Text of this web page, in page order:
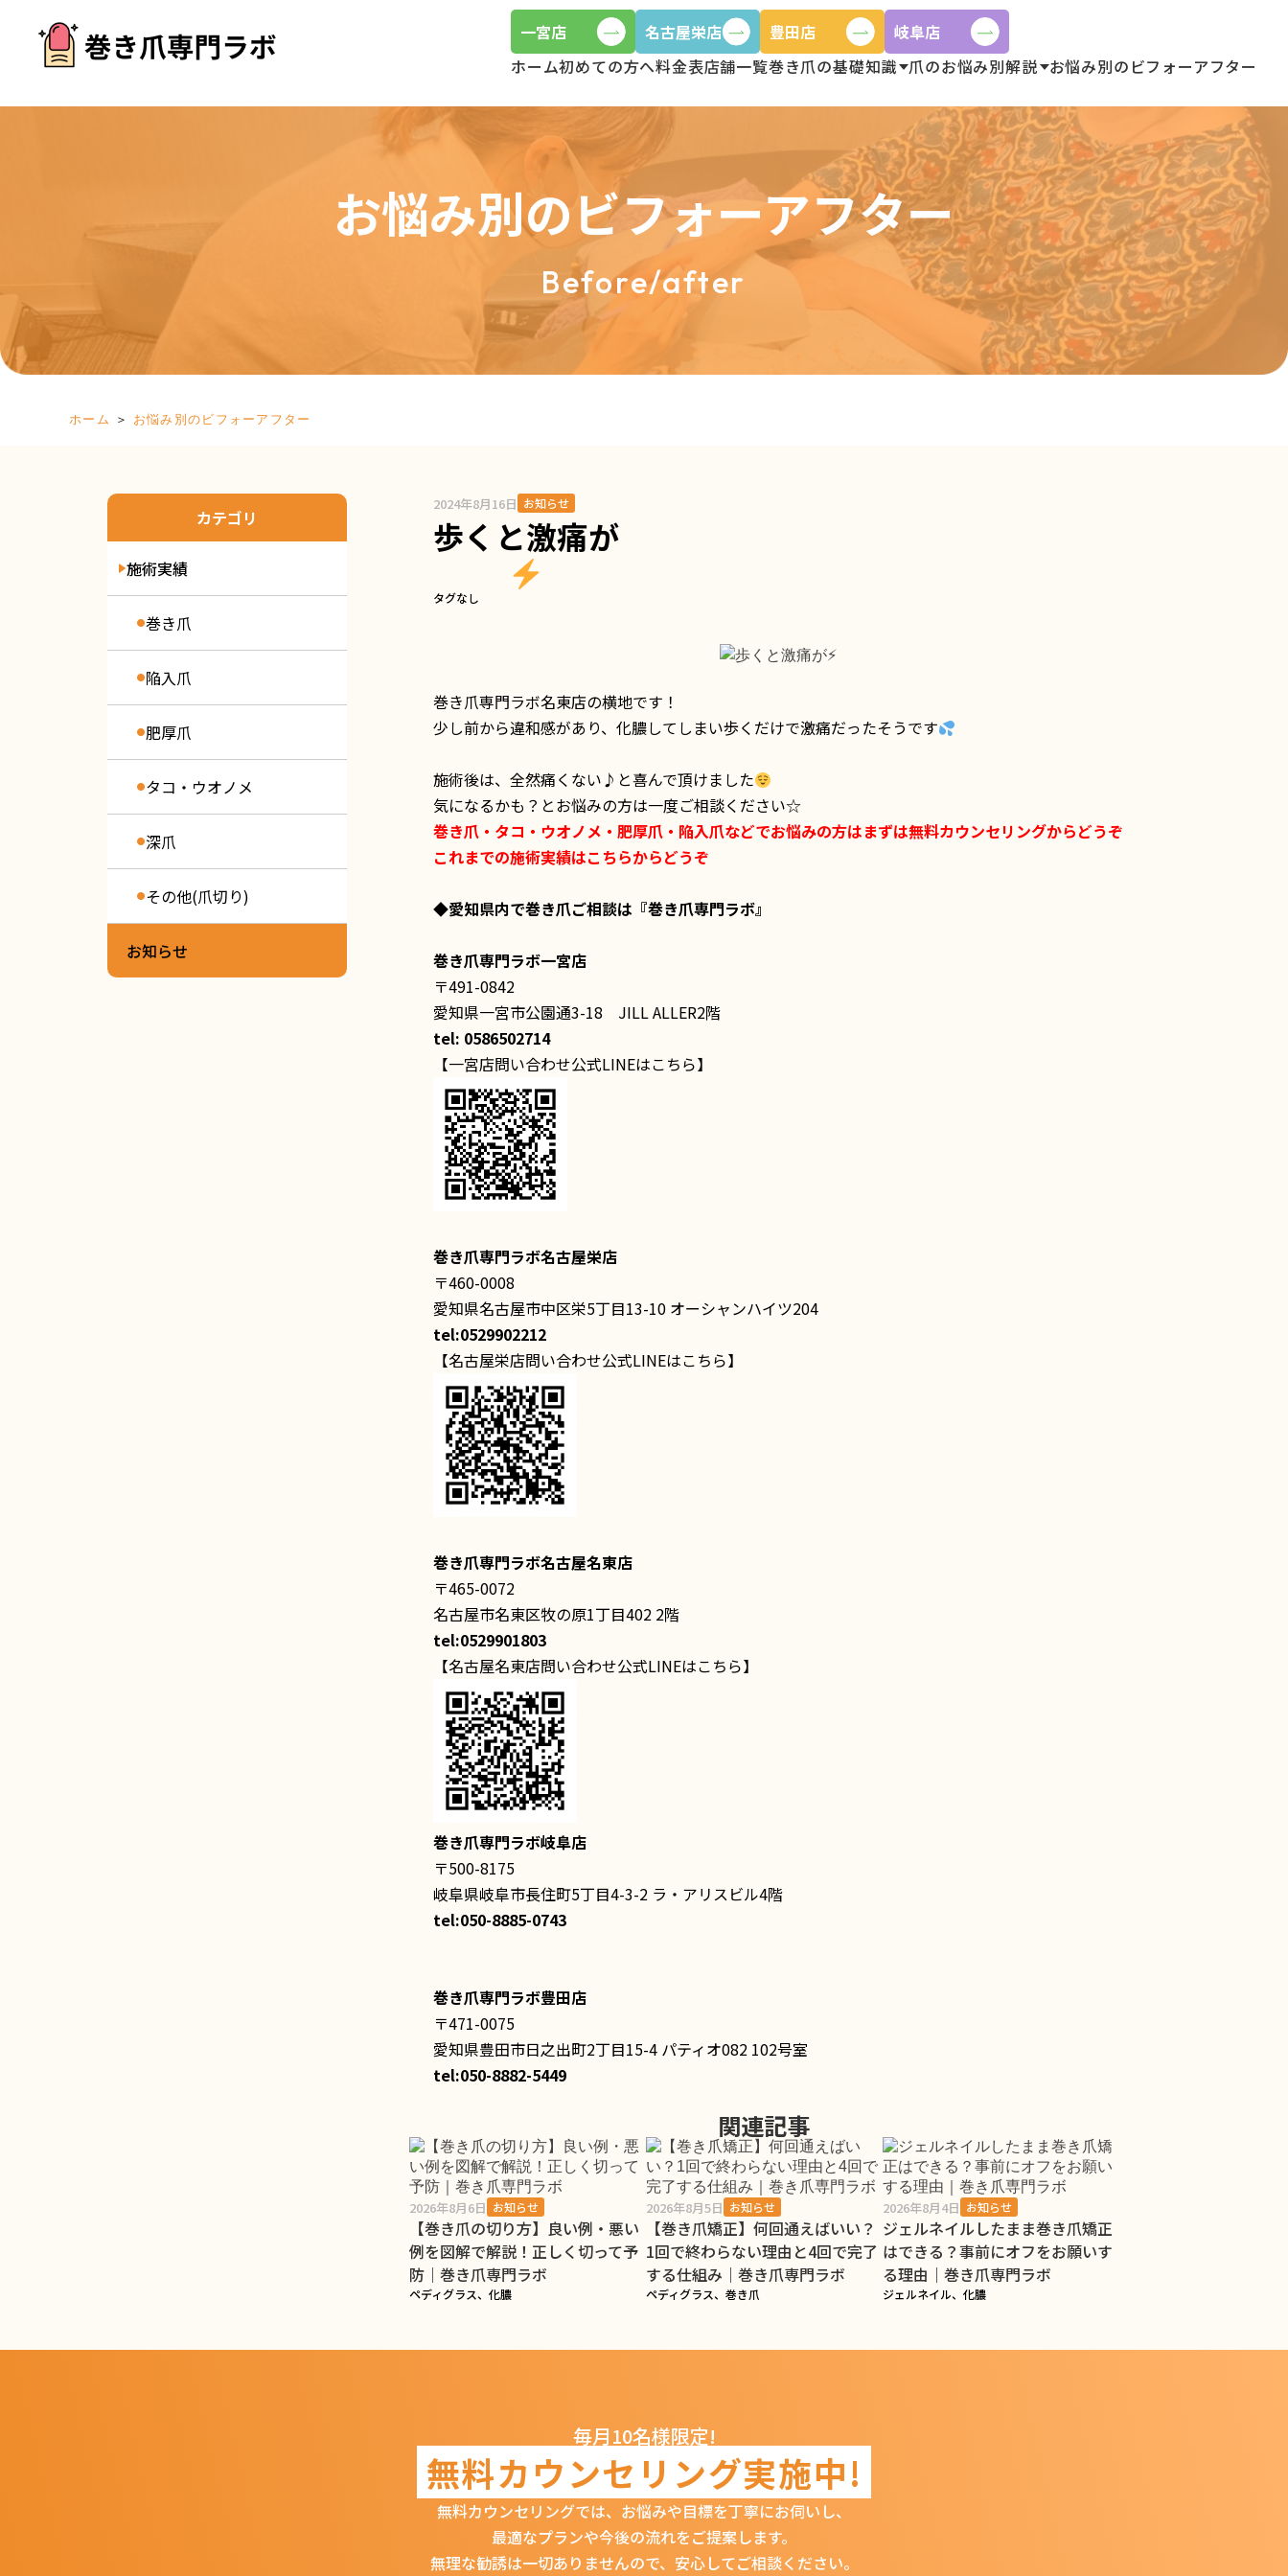
一宮店 名古屋栄店 豊田店
岐阜店
ホーム初めての方へ料金表店舗一覧巻き爪の基礎知識 爪のお悩み別解説 お悩み別のビフォーアフター
お悩み別のビフォーアフター
Before/after
ホーム ＞ お悩み別のビフォーアフター
カテゴリ
施術実績
巻き爪
陥入爪
肥厚爪
タコ・ウオノメ
深爪
その他(爪切り)
お知らせ
2024年8月16日 お知らせ
歩くと激痛が
タグなし
巻き爪専門ラボ名東店の横地です！
少し前から違和感があり、化膿してしまい歩くだけで激痛だったそうです
施術後は、全然痛くない♪と喜んで頂けました
気になるかも？とお悩みの方は一度ご相談ください☆
巻き爪・タコ・ウオノメ・肥厚爪・陥入爪などでお悩みの方はまずは無料カウンセリングからどうぞ
これまでの施術実績はこちらからどうぞ
◆愛知県内で巻き爪ご相談は 『巻き爪専門ラボ』
巻き爪専門ラボ一宮店
〒491-0842
愛知県一宮市公園通3-18 JILL ALLER2階
tel: 0586502714
【一宮店問い合わせ公式LINEはこちら】
巻き爪専門ラボ名古屋栄店
〒460-0008
愛知県名古屋市中区栄5丁目13-10 オーシャンハイツ204
tel:0529902212
【名古屋栄店問い合わせ公式LINEはこちら】
巻き爪専門ラボ名古屋名東店
〒465-0072
名古屋市名東区牧の原1丁目402 2階
tel:0529901803
【名古屋名東店問い合わせ公式LINEはこちら】
巻き爪専門ラボ岐阜店
〒500-8175
岐阜県岐阜市長住町5丁目4-3-2 ラ・アリスビル4階
tel:050-8885-0743
巻き爪専門ラボ豊田店
〒471-0075
愛知県豊田市日之出町2丁目15-4 パティオ082 102号室
tel:050-8882-5449
関連記事
2026年8月6日 お知らせ
【巻き爪の切り方】良い例・悪い
例を図解で解説！正しく切って予
防｜巻き爪専門ラボ
ペディグラス、化膿
2026年8月5日 お知らせ
【巻き爪矯正】何回通えばいい？
1回で終わらない理由と4回で完了
する仕組み｜巻き爪専門ラボ
ペディグラス、巻き爪
2026年8月4日 お知らせ
ジェルネイルしたまま巻き爪矯正
はできる？事前にオフをお願いす
る理由｜巻き爪専門ラボ
ジェルネイル、化膿
毎月10名様限定!
無料カウンセリング実施中!
無料カウンセリングでは、 お悩みや目標を丁寧にお伺いし、
最適なプランや今後の流れをご提案します。
無理な勧誘は一切ありませんので、 安心してご相談ください。